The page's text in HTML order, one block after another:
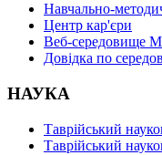
Навчально-
Центр кар'єри
Веб-середовище
Довідка по
НАУКА
Таврійський
Таврійський